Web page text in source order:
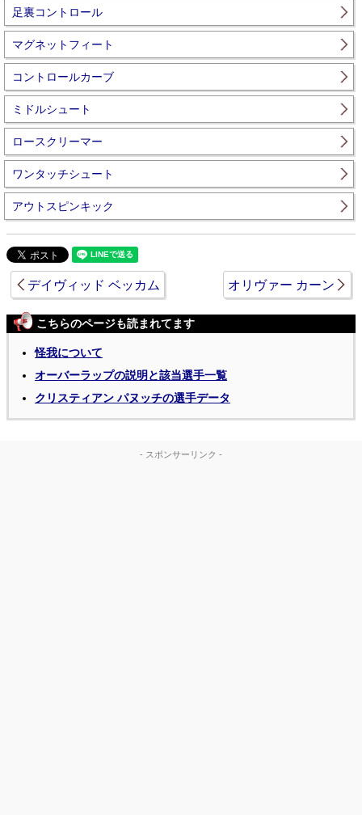
足裏コントロール
マグネットフィート
コントロールカーブ
ミドルシュート
ロースクリーマー
ワンタッチシュート
アウトスピンキック
デイヴィッド ベッカム オリヴァー カーン
こちらのページも読まれてます
怪我について
オーバーラップの説明と該当選手一覧
クリスティアン パヌッチの選手データ
- スポンサーリンク -